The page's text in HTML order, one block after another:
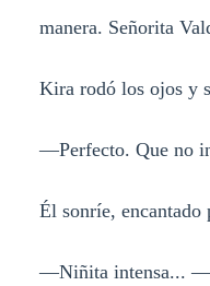
manera. Señorita
Kira rodó los ojos y
—Perfecto. Que no
Él sonríe, encantado
—Niñita intensa...